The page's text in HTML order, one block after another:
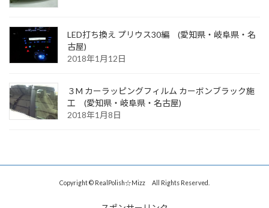
LED打ち換え プリウス30編 (愛知県・岐阜県・名
古屋)
2018年1月12日
３M カーラッピングフィルム カーボンブラック施
工 (愛知県・岐阜県・名古屋)
2018年1月8日
Copyright © RealPolish☆Mizz All Rights Reserved.